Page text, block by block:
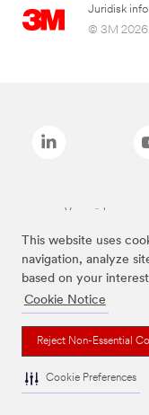
This website uses
navigation, analyze
based on your
Cookie Notice
Reject Non-Essential
Cookie Preferences
Juridisk
© 3M
Varumärken som